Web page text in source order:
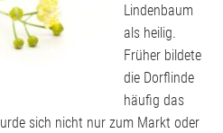
Lindenbaum
als heilig.
Früher bildete
die Dorflinde
häufig das
sich nicht nur zum Markt oder